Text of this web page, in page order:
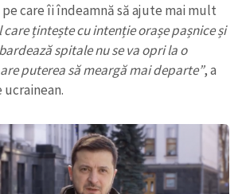
care îi îndeamnă să ajute mai mult
care țintește cu intenție orașe pașnice și
spitale nu se va opri la o
puterea să meargă mai departe”, a